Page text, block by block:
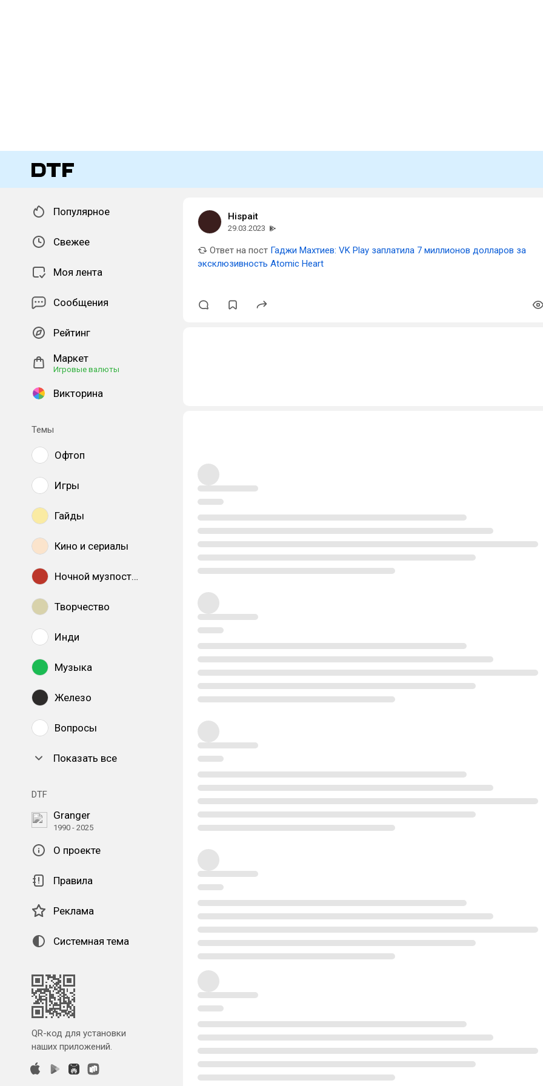
Популярное
Свежее
Моя лента
Сообщения
Рейтинг
Маркет
Игровые валюты
Викторина
Темы
Офтоп
Игры
Гайды
Кино и сериалы
Ночной музпостинг
Творчество
Инди
Музыка
Железо
Вопросы
Показать все
DTF
Granger
1990 - 2025
О проекте
Правила
Реклама
Системная тема
QR-код для установки
наших приложений.
Hispait
29.03.2023
Ответ на пост Гаджи Махтиев: VK Play заплатила 7 миллионов долларов за
эксклюзивность Atomic Heart